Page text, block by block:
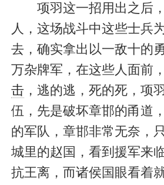
项羽这一招用出之后，
人，这场战斗中这些士兵
去，确实拿出以一敌十的
万杂牌军，在这些人面前
击 ，逃的逃，死的死，项
伍，先是破坏章邯的甬道
的军队，章邯非常无奈，
城里的赵国，看到援军来
抗王离，而诸侯国眼看着